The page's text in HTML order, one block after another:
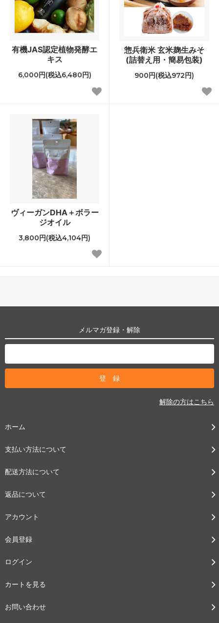
有機JAS認定植物発酵エ
キス
6,000円(税込6,480円)
惣兵衛米 玄米麹生みそ
(詰替え用・簡易包装)
900円(税込972円)
ヴィーガンDHA＋ボラー
ジオイル
3,800円(税込4,104円)
メルマガ登録・解除
解除の方はこちら
ホーム
支払い方法について
配送方法について
返品について
アカウント
会員登録
ログイン
カートを見る
お問い合わせ